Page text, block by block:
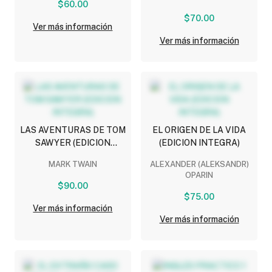
$60.00
Ver más información
$70.00
Ver más información
LAS AVENTURAS DE TOM
SAWYER (EDICION
MARK TWAIN
$90.00
Ver más información
EL ORIGEN DE LA VIDA
(EDICION INTEGRA)
ALEXANDER (ALEKSANDR)
OPARIN
$75.00
Ver más información